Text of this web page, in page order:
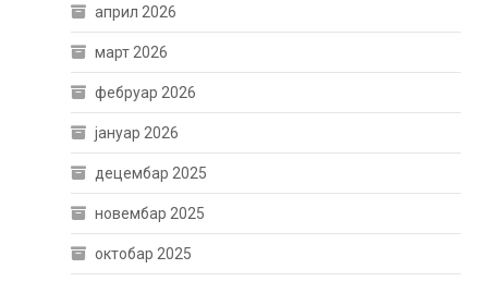
април 2026
март 2026
фебруар 2026
јануар 2026
децембар 2025
новембар 2025
октобар 2025